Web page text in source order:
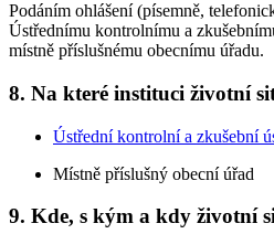
Podáním ohlášení (písemně,
Ústřednímu kontrolnímu a
místně příslušnému obecnímu úřadu.
8. Na které instituci životní
Ústřední kontrolní a zkušební
Místně příslušný obecní úřad
9. Kde, s kým a kdy životní